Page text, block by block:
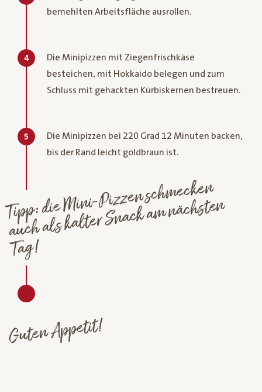
bemehlten Arbeitsfläche ausrollen.
4
Die Minipizzen mit Ziegenfrischkäse
besteichen, mit Hokkaido belegen und zum
Schluss mit gehackten Kürbiskernen bestreuen.
5
Die Minipizzen bei 220 Grad 12 Minuten backen,
bis der Rand leicht goldbraun ist.
Tipp: die
Mini-
Pizzen sch
mecken
auch als kalter Snack a
m nächsten
Tag!
Guten Appetit!